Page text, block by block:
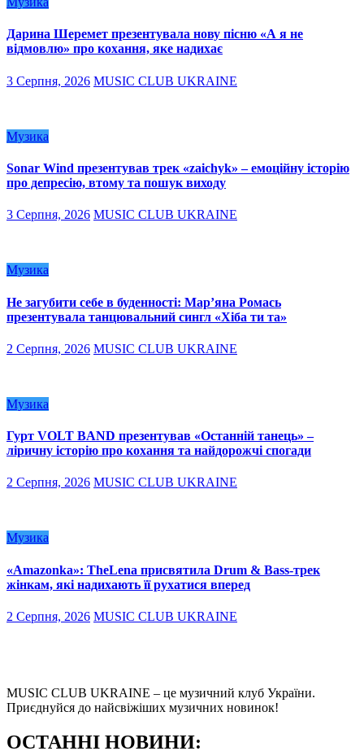
Дарина Шеремет презентувала нову пісню «А я не
відмовлю» про кохання, яке надихає
3 Серпня, 2026 MUSIC CLUB UKRAINE
Музика
Sonar Wind презентував трек «zaichyk» – емоційну історію
про депресію, втому та пошук виходу
3 Серпня, 2026 MUSIC CLUB UKRAINE
Музика
Не загубити себе в буденності: Мар’яна Ромась
презентувала танцювальний сингл «Хіба ти та»
2 Серпня, 2026 MUSIC CLUB UKRAINE
Музика
Гурт VOLT BAND презентував «Останній танець» –
ліричну історію про кохання та найдорожчі спогади
2 Серпня, 2026 MUSIC CLUB UKRAINE
Музика
«Amazonka»: TheLena присвятила Drum & Bass-трек
жінкам, які надихають її рухатися вперед
2 Серпня, 2026 MUSIC CLUB UKRAINE
MUSIC CLUB UKRAINE – це музичний клуб України.
Приєднуйся до найсвіжіших музичних новинок!
ОСТАННІ НОВИНИ: